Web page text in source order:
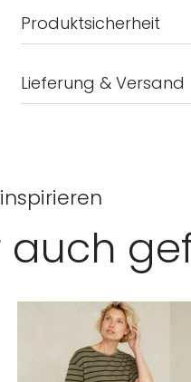
Produktsicherheit
Lieferung & Versand
auch